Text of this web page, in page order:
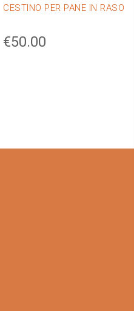
CESTINO PER PANE IN RASO
€50.00